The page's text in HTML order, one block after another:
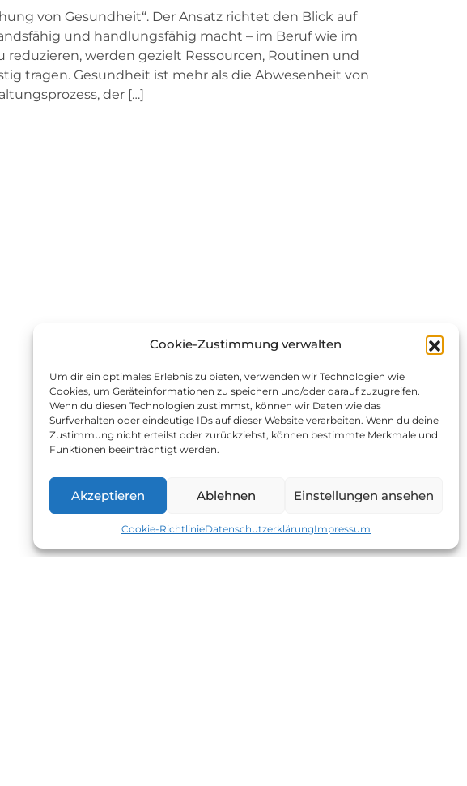
Cookie-Zustimmung verwalten
Um dir ein optimales Erlebnis zu bieten, verwenden wir Technologien wie
Cookies, um Geräteinformationen zu speichern und/oder darauf zuzugreifen.
Wenn du diesen Technologien zustimmst, können wir Daten wie das
Surfverhalten oder eindeutige IDs auf dieser Website verarbeiten. Wenn du deine
Zustimmung nicht erteilst oder zurückziehst, können bestimmte Merkmale und
Funktionen beeinträchtigt werden.
Akzeptieren Ablehnen Einstellungen ansehen
Cookie-RichtlinieDatenschutzerklärungImpressum
von Gesundheit“. Der Ansatz richtet den Blick auf
und handlungsfähig macht – im Beruf wie im
reduzieren, werden gezielt Ressourcen, Routinen und
tragen. Gesundheit ist mehr als die Abwesenheit von
der […]